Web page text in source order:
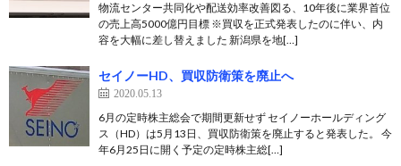
物流センター共同化や配送効率改善図る、10年後に業界首位
の売上高5000億円目標 ※買収を正式発表したのに伴い、内
容を大幅に差し替えました 新潟県を地[…]
セイノーHD、買収防衛策を廃止へ
2020.05.13
6月の定時株主総会で期間更新せず セイノーホールディング
ス（HD）は5月13日、買収防衛策を廃止すると発表した。 今
年6月25日に開く予定の定時株主総[…]